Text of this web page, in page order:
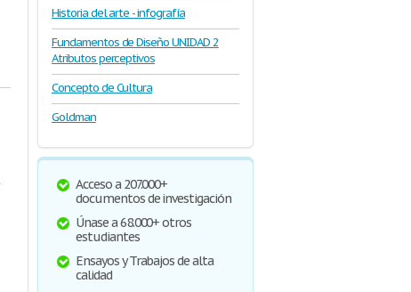
Historia del arte - infografía
Fundamentos de Diseño UNIDAD 2
Atributos perceptivos
Concepto de Cultura
Goldman
Acceso a 207.000+
documentos de investigación
Únase a 68.000+ otros
estudiantes
Ensayos y Trabajos de alta
calidad